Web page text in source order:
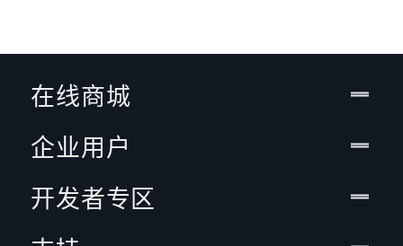
在线商城
企业用户
开发者专区